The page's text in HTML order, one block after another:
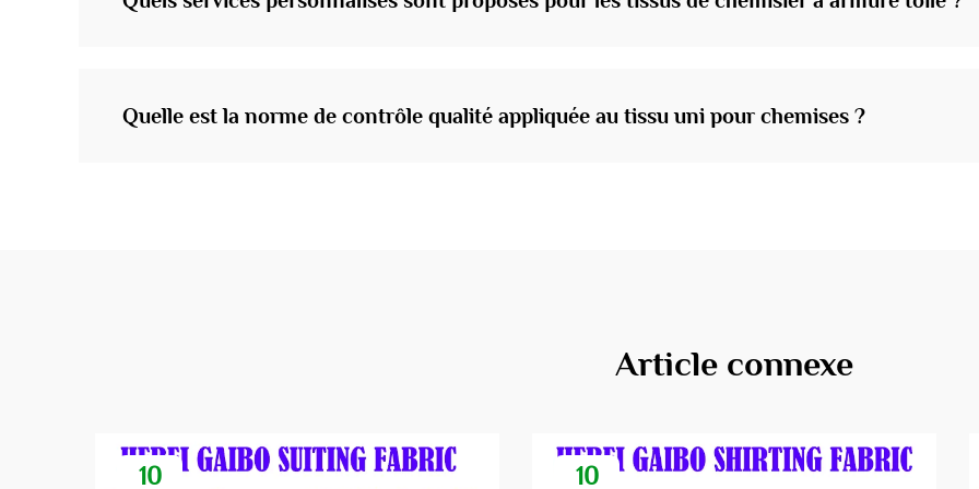
Quelle est la norme de contrôle qualité appliquée au tissu uni pour chemises ?
Article connexe
10 10